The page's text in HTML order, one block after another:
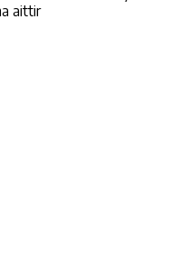
aittir